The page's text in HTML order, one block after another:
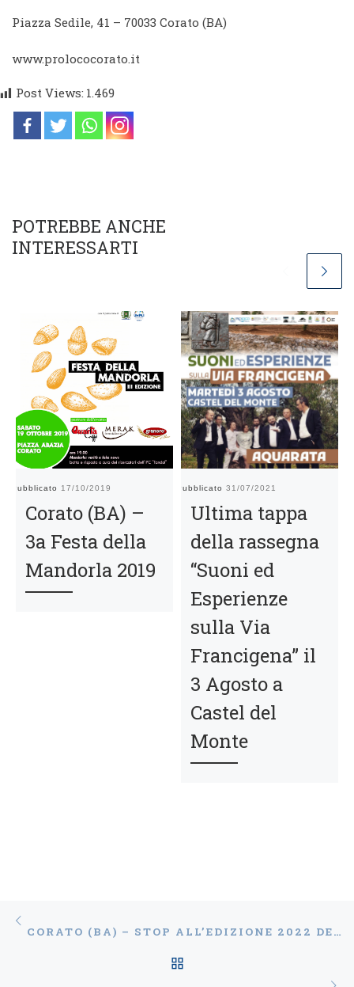
Piazza Sedile, 41 – 70033 Corato (BA)
www.prolococorato.it
Post Views: 1.469
POTREBBE ANCHE
INTERESSARTI
Pubblicato 17/10/2019
Corato (BA) –
3a Festa della
Mandorla 2019
Pubblicato 31/07/2021
Ultima tappa
della rassegna
“Suoni ed
Esperienze
sulla Via
Francigena” il
3 Agosto a
Castel del
Monte
Navigazione articoli
Articolo precedente CORATO (BA) – STOP ALL’EDIZIONE 2022 DEL “CARNEVALE CORATINO”